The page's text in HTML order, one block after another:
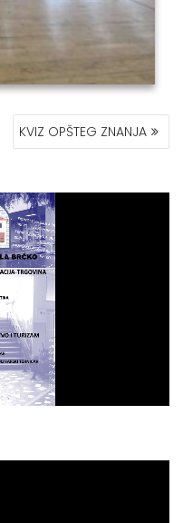
KVIZ OPŠTEG ZNANJA